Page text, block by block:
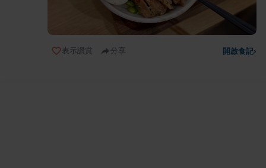
表示讚賞 分享 開啟食記›